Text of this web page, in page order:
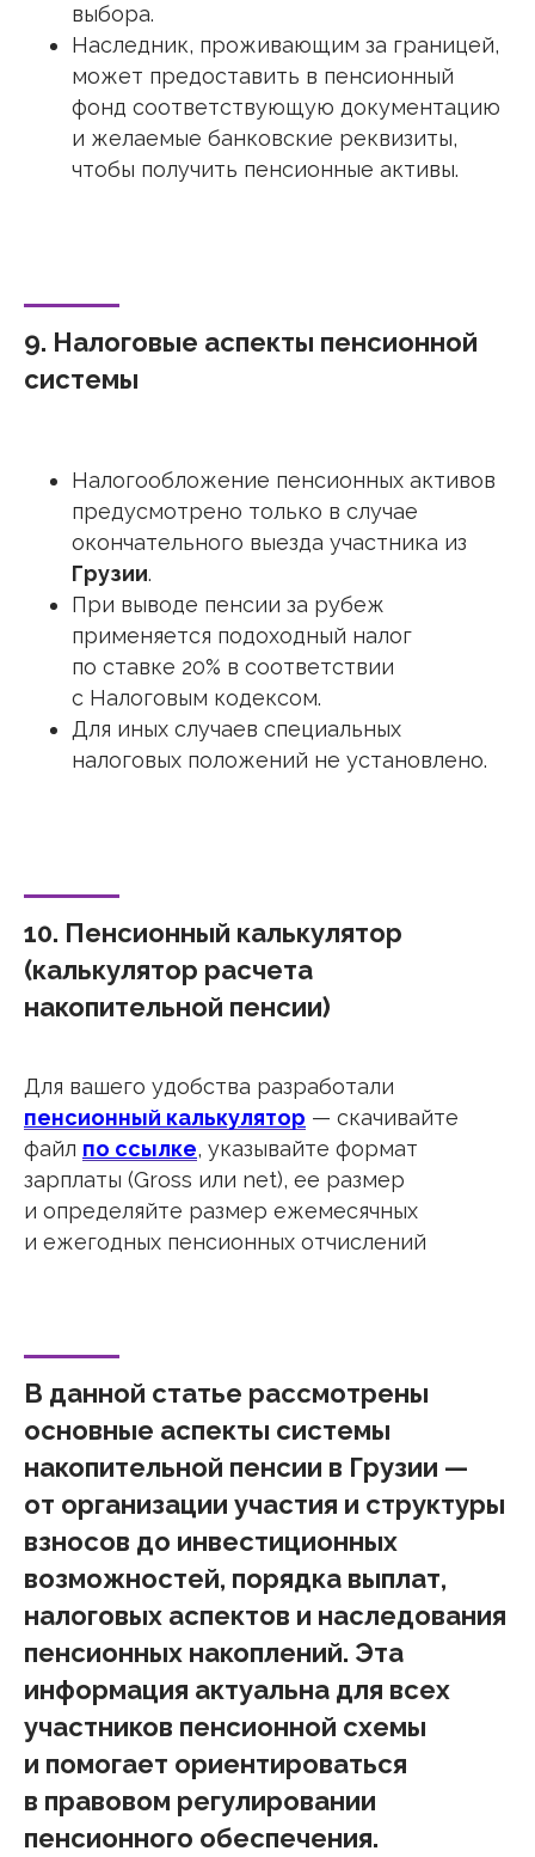
выбора.
Наследник, проживающим за границей,
может предоставить в пенсионный
фонд соответствующую документацию
и желаемые банковские реквизиты,
чтобы получить пенсионные активы.
9. Налоговые аспекты пенсионной
системы
Налогообложение пенсионных активов
предусмотрено только в случае
окончательного выезда участника из
Грузии.
При выводе пенсии за рубеж
применяется подоходный налог
по ставке 20% в соответствии
с Налоговым кодексом.
Для иных случаев специальных
налоговых положений не установлено.
10. Пенсионный калькулятор
(калькулятор расчета
накопительной пенсии)
Для вашего удобства разработали
пенсионный калькулятор — скачивайте
файл по ссылке, указывайте формат
зарплаты (Gross или net), ее размер
и определяйте размер ежемесячных
и ежегодных пенсионных отчислений
В данной статье рассмотрены
основные аспекты системы
накопительной пенсии в Грузии —
от организации участия и структуры
взносов до инвестиционных
возможностей, порядка выплат,
налоговых аспектов и наследования
пенсионных накоплений. Эта
информация актуальна для всех
участников пенсионной схемы
и помогает ориентироваться
в правовом регулировании
пенсионного обеспечения.